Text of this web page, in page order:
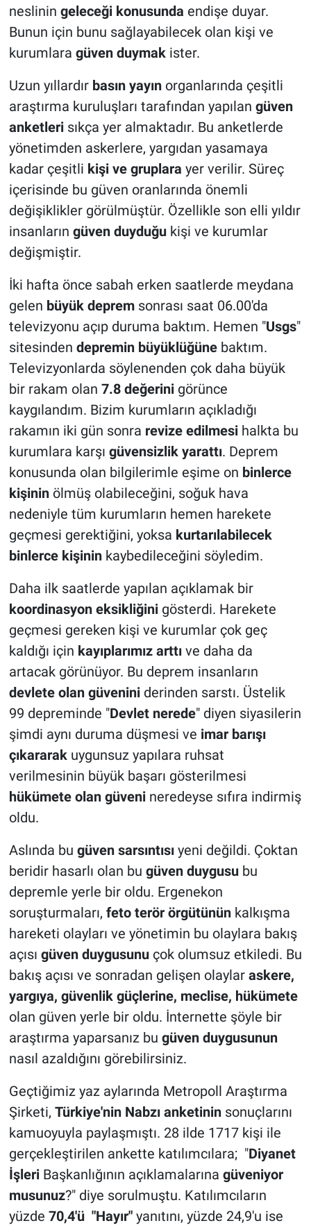
neslinin geleceği konusunda endişe duyar.
Bunun için bunu sağlayabilecek olan kişi ve
kurumlara güven duymakister.
Uzun yıllardır basın yayınorganlarında çeşitli
araştırma kuruluşları tarafından yapılan güven
anketlerisıkça yer almaktadır. Bu anketlerde
yönetimden askerlere, yargıdan yasamaya
kadar çeşitli kişi ve gruplara yer verilir. Süreç
içerisinde bu güven oranlarında önemli
değişiklikler görülmüştür. Özellikle son elli yıldır
insanların güven duyduğukişi ve kurumlar
değişmiştir.
İki hafta önce sabah erken saatlerde meydana
gelen büyük depremsonrası saat 06.00'da
televizyonu açıp duruma baktım. Hemen "Usgs"
sitesinden depremin büyüklüğünebaktım.
Televizyonlarda söylenenden çok daha büyük
bir rakam olan 7.8 değerinigörünce
kaygılandım. Bizim kurumların açıkladığı
rakamın iki gün sonra revize edilmesihalkta bu
kurumlara karşı güvensizlik yarattı. Deprem
konusunda olan bilgilerimle eşime on binlerce
kişininölmüş olabileceğini, soğuk hava
nedeniyle tüm kurumların hemen harekete
geçmesi gerektiğini, yoksa kurtarılabilecek
binlerce kişininkaybedileceğini söyledim.
Daha ilk saatlerde yapılan açıklamak bir
koordinasyon eksikliğinigösterdi. Harekete
geçmesi gereken kişi ve kurumlar çok geç
kaldığı için kayıplarımız arttıve daha da
artacak görünüyor. Bu deprem insanların
devlete olan güveniniderinden sarstı. Üstelik
99 depreminde "Devlet nerede" diyen siyasilerin
şimdi aynı duruma düşmesi ve imar barışı
çıkararakuygunsuz yapılara ruhsat
verilmesinin büyük başarı gösterilmesi
hükümete olan güvenineredeyse sıfıra indirmiş
oldu.
Aslında bu güven sarsıntısıyeni değildi. Çoktan
beridir hasarlı olan bu güven duygusubu
depremle yerle bir oldu. Ergenekon
soruşturmaları, feto terör örgütününkalkışma
hareketi olayları ve yönetimin bu olaylara bakış
açısı güven duygusunuçok olumsuz etkiledi. Bu
bakış açısı ve sonradan gelişen olaylar askere,
yargıya, güvenlik güçlerine, meclise, hükümete
olan güven yerle bir oldu. İnternette şöyle bir
araştırma yaparsanız bu güven duygusunun
nasıl azaldığını görebilirsiniz.
Geçtiğimiz yaz aylarında Metropoll Araştırma
Şirketi, Türkiye'nin Nabzı anketininsonuçlarını
kamuoyuyla paylaşmıştı. 28 ilde 1717 kişi ile
gerçekleştirilen ankette katılımcılara; "Diyanet
İşleriBaşkanlığının açıklamalarına güveniyor
musunuz?" diye sorulmuştu. Katılımcıların
yüzde 70,4'ü "Hayır"yanıtını, yüzde 24,9'u ise